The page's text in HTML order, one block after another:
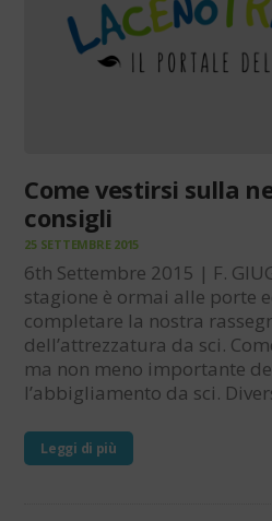
Come vestirsi sulla
consigli
25 SETTEMBRE 2015
6th Settembre 2015 | F.
stagione è ormai alle porte
completare la nostra
dell’attrezzatura da sci.
ma non meno importante
l’abbigliamento da sci.
Leggi di più